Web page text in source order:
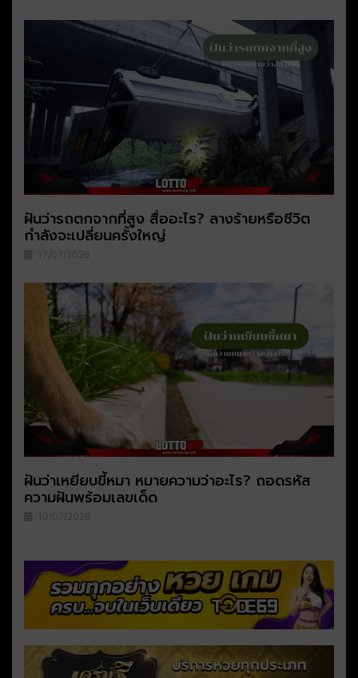
ฝันว่ารถตกจากที่สูง สื่ออะไร? ลางร้ายหรือชีวิต
กำลังจะเปลี่ยนครั้งใหญ่
17/07/2026
ฝันว่าเหยียบขี้หมา หมายความว่าอะไร? ถอดรหัส
ความฝันพร้อมเลขเด็ด
10/07/2026